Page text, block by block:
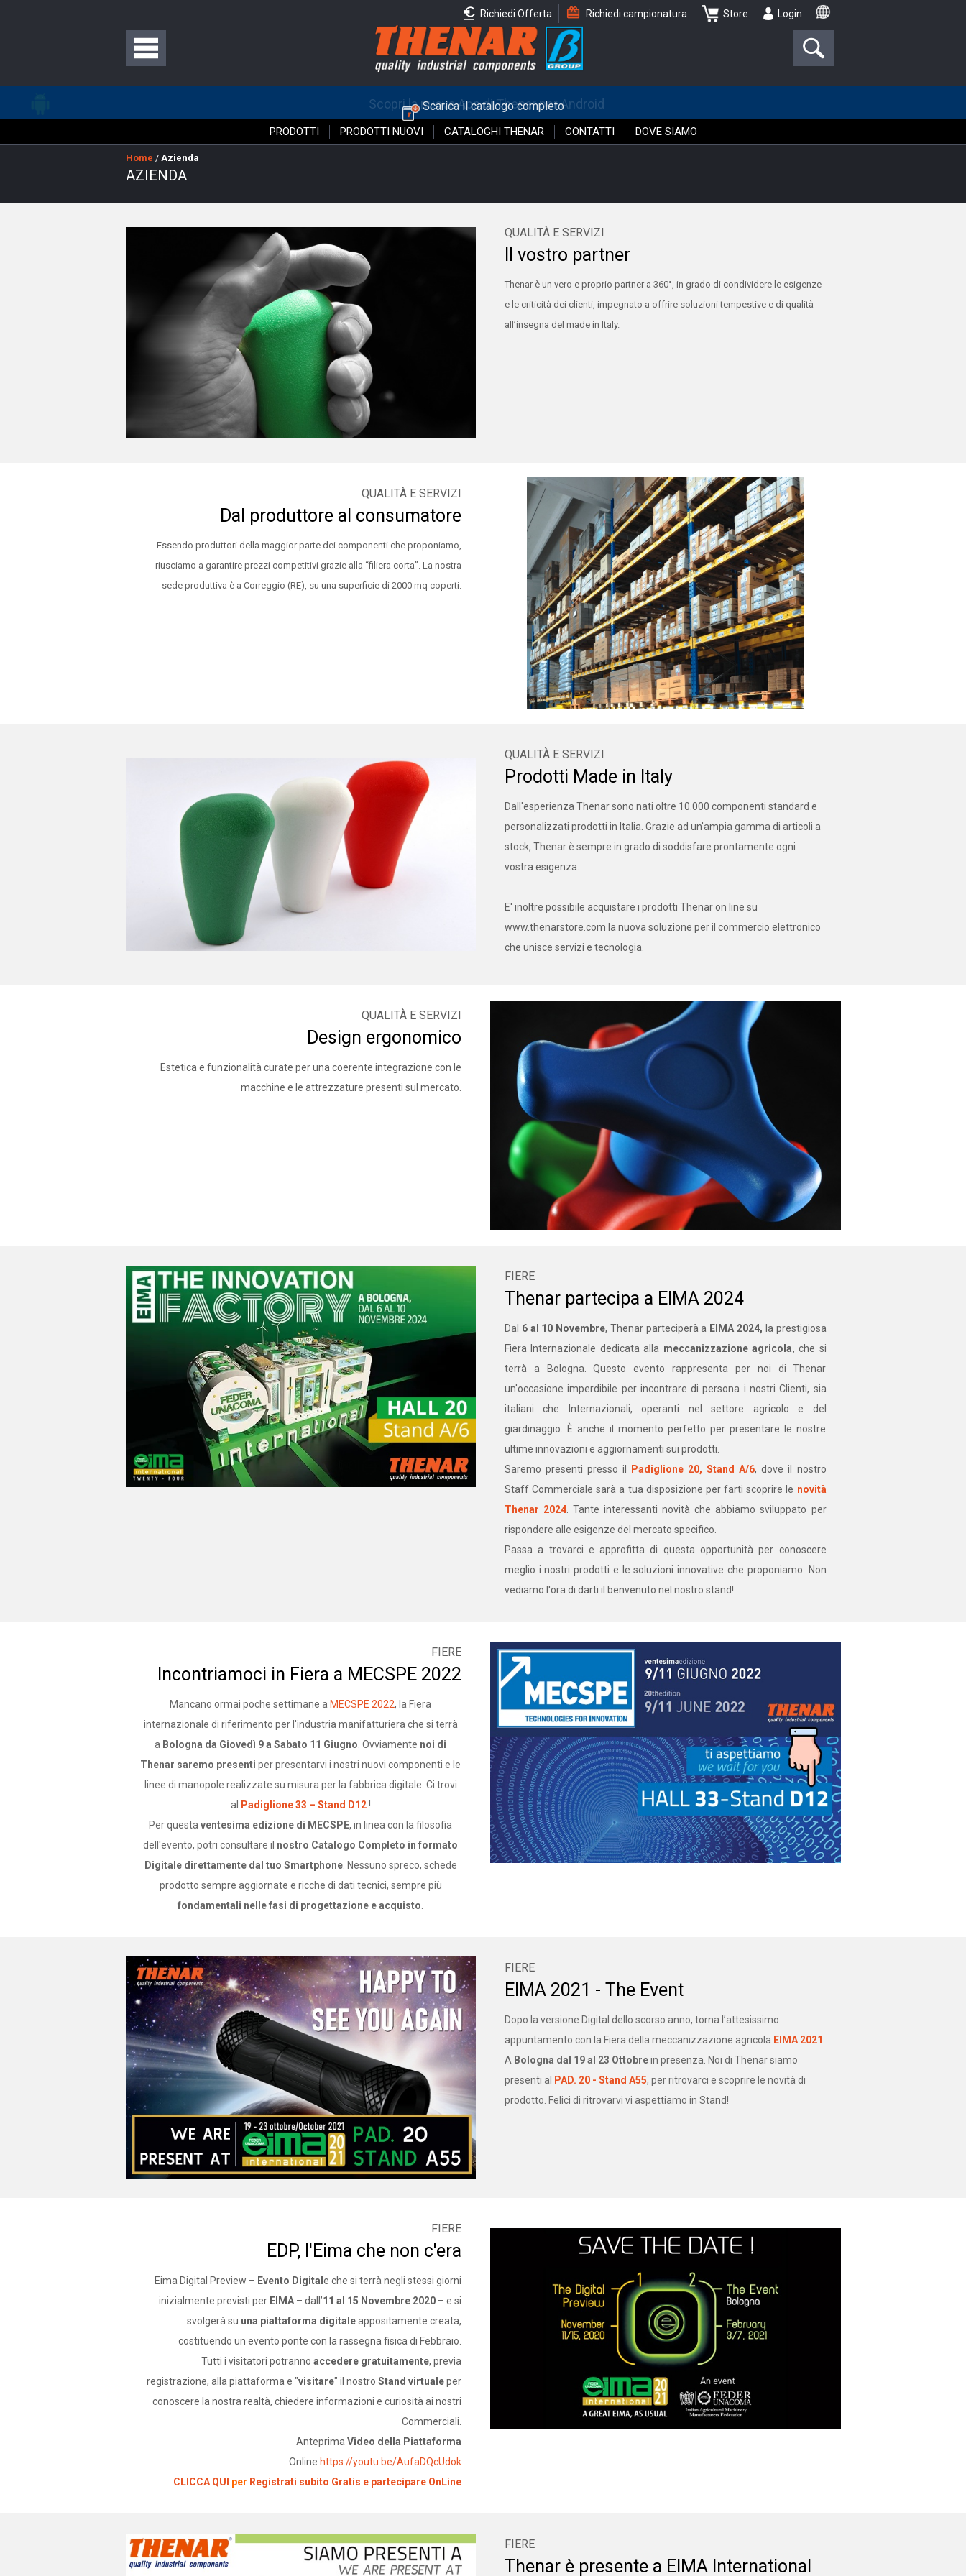
Login
Store
Richiedi campionatura
Richiedi Offerta
Scopri la nuova App di Thenar per Android
PRODOTTI PRODOTTI NUOVI CATALOGHI THENAR CONTATTI DOVE SIAMO
Home / Azienda
AZIENDA
QUALITÀ E SERVIZI
Il vostro partner
Thenar è un vero e proprio partner a 360°, in grado di condividere le esigenze
e le criticità dei clienti, impegnato a offrire soluzioni tempestive e di qualità
all’insegna del made in Italy.
QUALITÀ E SERVIZI
Dal produttore al consumatore
Essendo produttori della maggior parte dei componenti che proponiamo,
riusciamo a garantire prezzi competitivi grazie alla “filiera corta”. La nostra
sede produttiva è a Correggio (RE), su una superficie di 2000 mq coperti.
QUALITÀ E SERVIZI
Prodotti Made in Italy
Dall'esperienza Thenar sono nati oltre 10.000 componenti standard e
personalizzati prodotti in Italia. Grazie ad un'ampia gamma di articoli a
stock, Thenar è sempre in grado di soddisfare prontamente ogni
vostra esigenza.
E' inoltre possibile acquistare i prodotti Thenar on line su
www.thenarstore.com la nuova soluzione per il commercio elettronico
che unisce servizi e tecnologia.
QUALITÀ E SERVIZI
Design ergonomico
Estetica e funzionalità curate per una coerente integrazione con le
macchine e le attrezzature presenti sul mercato.
FIERE
Thenar partecipa a EIMA 2024
Dal 6 al 10 Novembre, Thenar parteciperà a EIMA 2024, la prestigiosa
Fiera Internazionale dedicata alla meccanizzazione agricola, che si
terrà a Bologna. Questo evento rappresenta per noi di Thenar
un'occasione imperdibile per incontrare di persona i nostri Clienti, sia
italiani che Internazionali, operanti nel settore agricolo e del
giardinaggio. È anche il momento perfetto per presentare le nostre
ultime innovazioni e aggiornamenti sui prodotti.
Saremo presenti presso il
Padiglione 20, Stand A/6, dove il nostro
Staff Commerciale sarà a tua disposizione per farti scoprire le novità
Thenar 2024 . Tante interessanti novità che abbiamo sviluppato per
rispondere alle esigenze del mercato specifico.
Passa a trovarci e approfitta di questa opportunità per conoscere
meglio i nostri prodotti e le soluzioni innovative che proponiamo. Non
vediamo l'ora di darti il benvenuto nel nostro stand!
FIERE
Incontriamoci in Fiera a MECSPE 2022
Mancano ormai poche settimane a MECSPE 2022, la Fiera
internazionale di riferimento per l'industria manifatturiera che si terrà
a Bologna da Giovedì 9 a Sabato 11 Giugno . Ovviamente noi di
Thenar saremo presenti per presentarvi i nostri nuovi componenti e le
linee di manopole realizzate su misura per la fabbrica digitale. Ci trovi
al
Padiglione 33 – Stand D12!
Per questaventesima edizione di MECSPE, in linea con la filosofia
dell'evento, potri consultare il nostro Catalogo Completo in formato
Digitale direttamente dal tuo Smartphone. Nessuno spreco, schede
prodotto sempre aggiornate e ricche di dati tecnici, sempre più
fondamentali nelle fasi di progettazione e acquisto
FIERE
EIMA 2021 - The Event
Dopo la versione Digital dello scorso anno, torna l’attesissimo
appuntamento con la Fiera della meccanizzazione agricola EIMA 2021
A Bologna dal 19 al 23 Ottobrein presenza. Noi di Thenar siamo
presenti al
PAD. 20 - Stand A55, per ritrovarci e scoprire le novità di
prodotto. Felici di ritrovarvi vi aspettiamo in Stand!
FIERE
EDP, l'Eima che non c'era
Eima Digital Preview – Evento Digitale che si terrà negli stessi giorni
inizialmente previsti per EIMA – dall’11 al 15 Novembre 2020 – e si
svolgerà su una piattaforma digitaleappositamente creata,
costituendo un evento ponte con la rassegna fisica di Febbraio.
Tutti i visitatori potrannoaccedere gratuitamente, previa
registrazione, alla piattaforma e "visitare" il nostroStand virtualeper
conoscere la nostra realtà, chiedere informazioni e curiosità ai nostri
Commerciali.
AnteprimaVideo della Piattaforma
Online https://youtu.be/AufaDQcUdok
CLICCA QUI per Registrati subito Gratis e partecipare OnLine
FIERE
Thenar è presente a EIMA International